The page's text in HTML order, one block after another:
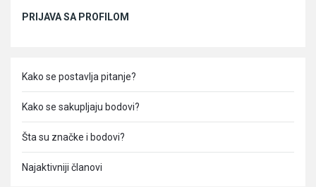
PRIJAVA SA PROFILOM
Kako se postavlja pitanje?
Kako se sakupljaju bodovi?
Šta su značke i bodovi?
Najaktivniji članovi